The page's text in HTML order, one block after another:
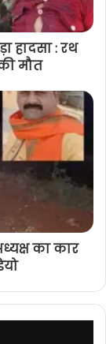
हादसा : रथ
मौत
का कार